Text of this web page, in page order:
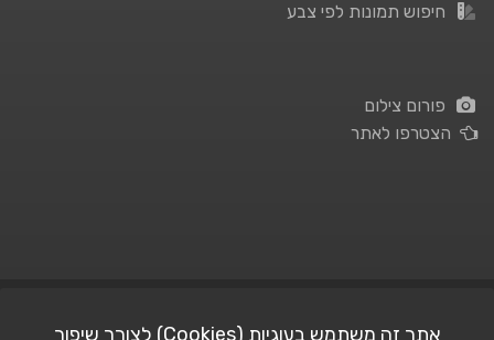
חיפוש תמונות לפי צבע
פורום צילום
הצטרפו לאתר
אתר זה משתמש בעוגיות (Cookies) לצורך שיפור